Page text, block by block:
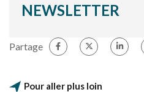
NEWSLETTER
Partage
Pour aller plus loin